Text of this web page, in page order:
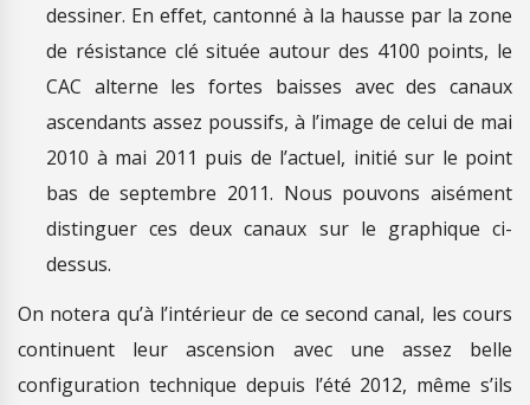
dessiner. En effet, cantonné à la hausse par la zone
de résistance clé située autour des 4100 points, le
CAC alterne les fortes baisses avec des canaux
ascendants assez poussifs, à l’image de celui de mai
2010 à mai 2011 puis de l’actuel, initié sur le point
bas de septembre 2011. Nous pouvons aisément
distinguer ces deux canaux sur le graphique ci-
dessus.
On notera qu’à l’intérieur de ce second canal, les cours
continuent leur ascension avec une assez belle
configuration technique depuis l’été 2012, même s’ils